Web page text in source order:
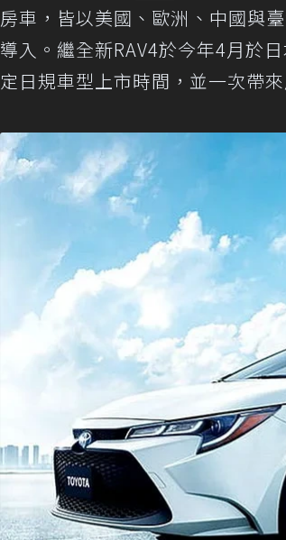
房車，皆以美國、歐洲、中國與
導入。繼全新RAV4於今年4月於
定日規車型上市時間，並一次帶